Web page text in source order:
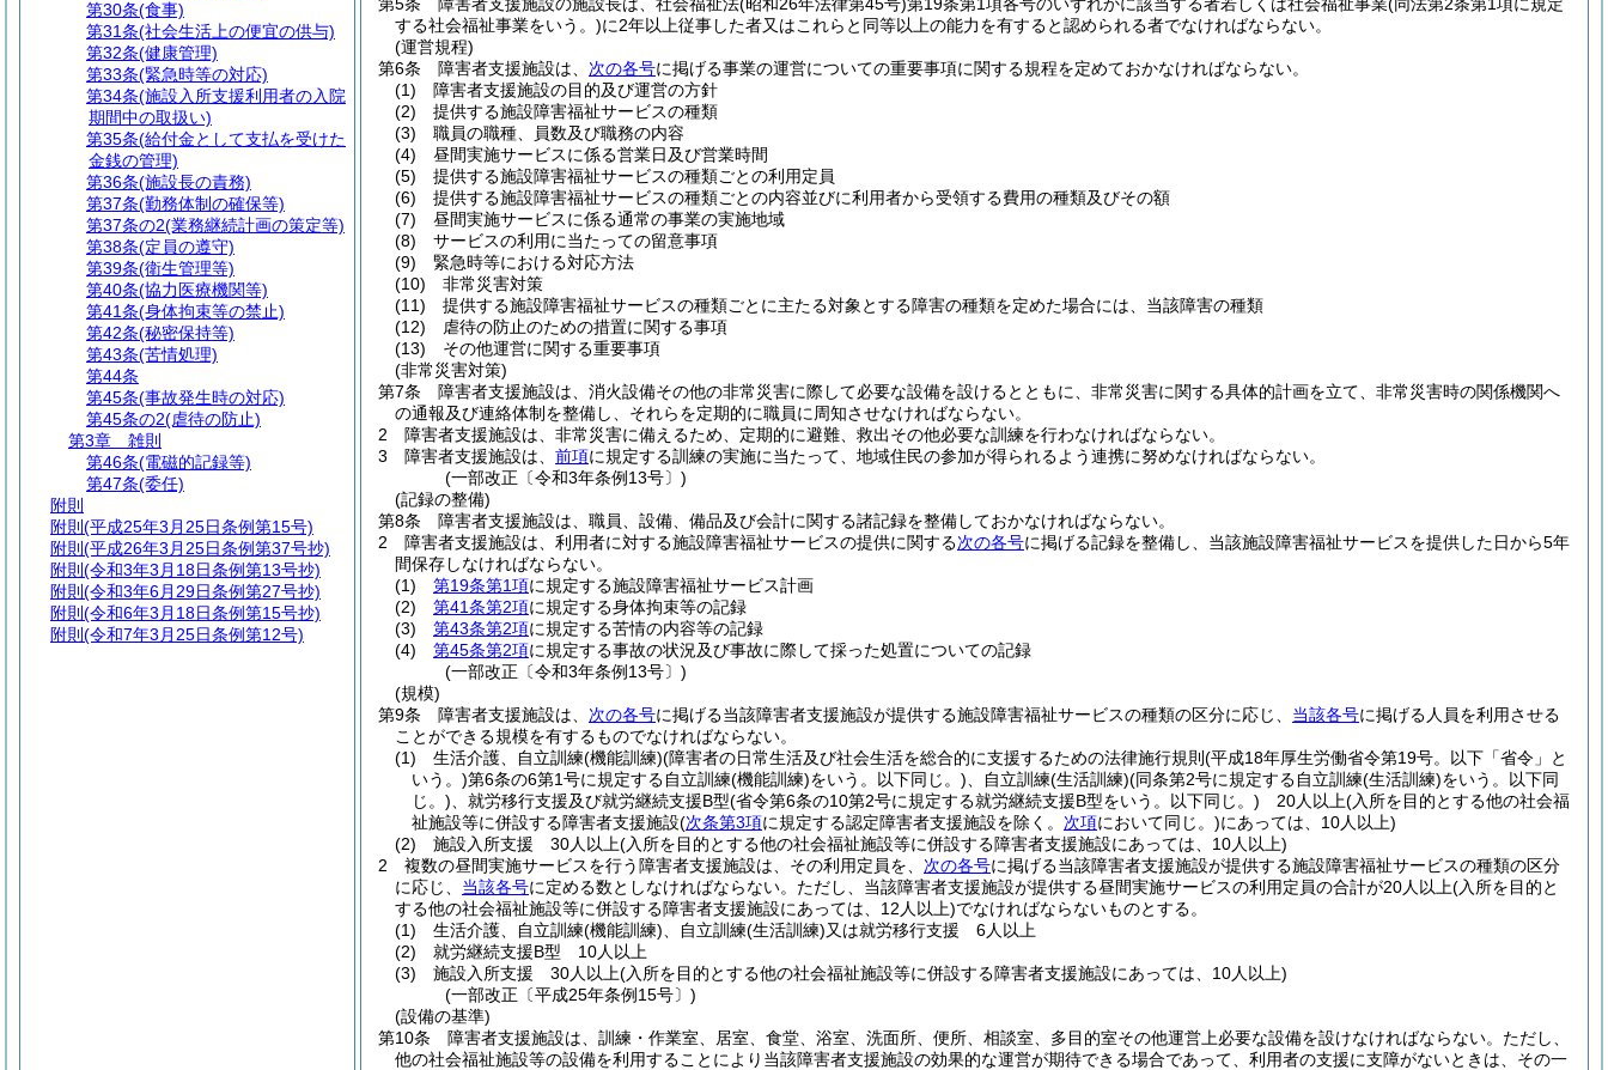
する社会福祉事業をいう。)に2年以上従事した者又はこれらと同等以上の能力を有すると認められる者でなければならない。
(運営規程)
第6条
障害者支援施設は、 次の各号に掲げる事業の運営についての重要事項に関する規程を定めておかなければならない。
(1)
障害者支援施設の目的及び運営の方針
(2)
提供する施設障害福祉サービスの種類
(3)
職員の職種、員数及び職務の内容
(4)
昼間実施サービスに係る営業日及び営業時間
(5)
提供する施設障害福祉サービスの種類ごとの利用定員
(6)
提供する施設障害福祉サービスの種類ごとの内容並びに利用者から受領する費用の種類及びその額
(7)
昼間実施サービスに係る通常の事業の実施地域
(8)
サービスの利用に当たっての留意事項
(9)
緊急時等における対応方法
(10)
非常災害対策
(11)
提供する施設障害福祉サービスの種類ごとに主たる対象とする障害の種類を定めた場合には、当該障害の種類
(12)
虐待の防止のための措置に関する事項
(13)
その他運営に関する重要事項
(非常災害対策)
第7条
障害者支援施設は、消火設備その他の非常災害に際して必要な設備を設けるとともに、非常災害に関する具体的計画を立て、非常災害時の関係機関へ
の通報及び連絡体制を整備し、それらを定期的に職員に周知させなければならない。
2
障害者支援施設は、非常災害に備えるため、定期的に避難、救出その他必要な訓練を行わなければならない。
3
障害者支援施設は、 前項に規定する訓練の実施に当たって、地域住民の参加が得られるよう連携に努めなければならない。
(一部改正〔令和3年条例13号〕)
(記録の整備)
第8条
障害者支援施設は、職員、設備、備品及び会計に関する諸記録を整備しておかなければならない。
2
障害者支援施設は、利用者に対する施設障害福祉サービスの提供に関する次の各号に掲げる記録を整備し、当該施設障害福祉サービスを提供した日から5年
間保存しなければならない。
(1)
第19条第1項に規定する施設障害福祉サービス計画
(2)
第41条第2項に規定する身体拘束等の記録
(3)
第43条第2項に規定する苦情の内容等の記録
(4)
第45条第2項に規定する事故の状況及び事故に際して採った処置についての記録
(一部改正〔令和3年条例13号〕)
(規模)
第9条
障害者支援施設は、 次の各号に掲げる当該障害者支援施設が提供する施設障害福祉サービスの種類の区分に応じ、 当該各号に掲げる人員を利用させる
ことができる規模を有するものでなければならない。
(1)
生活介護、自立訓練(機能訓練)(障害者の日常生活及び社会生活を総合的に支援するための法律施行規則 (平成18年厚生労働省令第19号。以下「省令」と
いう。)第6条の6第1号に規定する自立訓練(機能訓練)をいう。以下同じ。) 、自立訓練(生活訓練)(同条第2号に規定する自立訓練(生活訓練)をいう。以下同
じ。) 、就労移行支援及び就労継続支援B型(省令第6条の10第2号に規定する就労継続支援B型をいう。以下同じ。) 20人以上(入所を目的とする他の社会福
祉施設等に併設する障害者支援施設(次条第3項に規定する認定障害者支援施設を除く。 次項において同じ。)にあっては、10人以上)
(2)
施設入所支援 30人以上(入所を目的とする他の社会福祉施設等に併設する障害者支援施設にあっては、10人以上)
2
複数の昼間実施サービスを行う障害者支援施設は、その利用定員を、 次の各号に掲げる当該障害者支援施設が提供する施設障害福祉サービスの種類の区分
に応じ、 当該各号に定める数としなければならない。 ただし、当該障害者支援施設が提供する昼間実施サービスの利用定員の合計が20人以上(入所を目的と
する他の社会福祉施設等に併設する障害者支援施設にあっては、12人以上)でなければならないものとする。
(1)
生活介護、自立訓練(機能訓練) 、自立訓練(生活訓練)又は就労移行支援 6人以上
(2)
就労継続支援B型 10人以上
(3)
施設入所支援 30人以上(入所を目的とする他の社会福祉施設等に併設する障害者支援施設にあっては、10人以上)
(一部改正〔平成25年条例15号〕)
(設備の基準)
第10条
障害者支援施設は、訓練・作業室、居室、食堂、浴室、洗面所、便所、相談室、多目的室その他運営上必要な設備を設けなければならない。 ただし、
他の社会福祉施設等の設備を利用することにより当該障害者支援施設の効果的な運営が期待できる場合であって、利用者の支援に支障がないときは、その一
第30条(食事)
第31条(社会生活上の便宜の供与)
第32条(健康管理)
第33条(緊急時等の対応)
第34条(施設入所支援利用者の入院
期間中の取扱い)
第35条(給付金として支払を受けた
金銭の管理)
第36条(施設長の責務)
第37条(勤務体制の確保等)
第37条の2(業務継続計画の策定等)
第38条(定員の遵守)
第39条(衛生管理等)
第40条(協力医療機関等)
第41条(身体拘束等の禁止)
第42条(秘密保持等)
第43条(苦情処理)
第44条
第45条(事故発生時の対応)
第45条の2(虐待の防止)
第3章
雑則
第46条(電磁的記録等)
第47条(委任)
附則
附則 (平成25年3月25日条例第15号)
附則 (平成26年3月25日条例第37号抄)
附則 (令和3年3月18日条例第13号抄)
附則 (令和3年6月29日条例第27号抄)
附則 (令和6年3月18日条例第15号抄)
附則 (令和7年3月25日条例第12号)